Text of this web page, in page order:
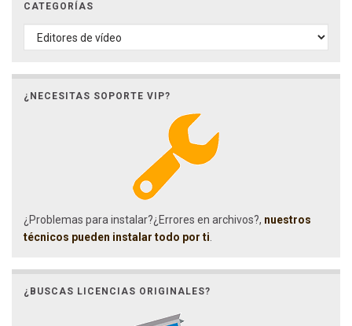
CATEGORÍAS
CATEGORÍAS
¿NECESITAS SOPORTE VIP?
¿Problemas para instalar?¿Errores en archivos?, nuestros
técnicos pueden instalar todo por ti
¿BUSCAS LICENCIAS ORIGINALES?